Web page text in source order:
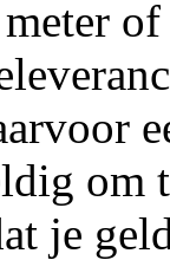
om
je